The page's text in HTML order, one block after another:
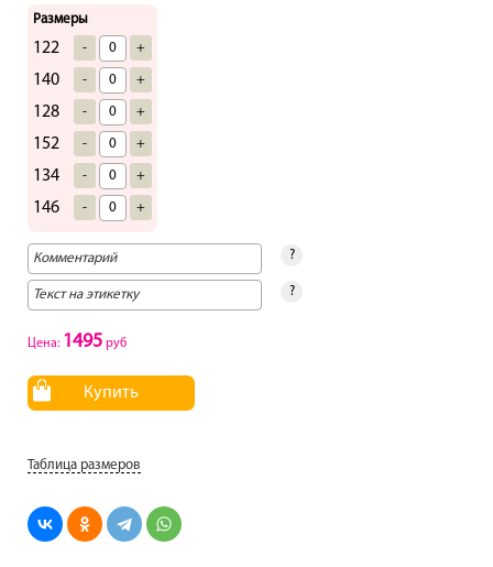
Размеры
122 - +
140 - +
128 - +
152 - +
134 - +
146 - +
?
?
Цена: 1495 руб
Купить
Таблица размеров